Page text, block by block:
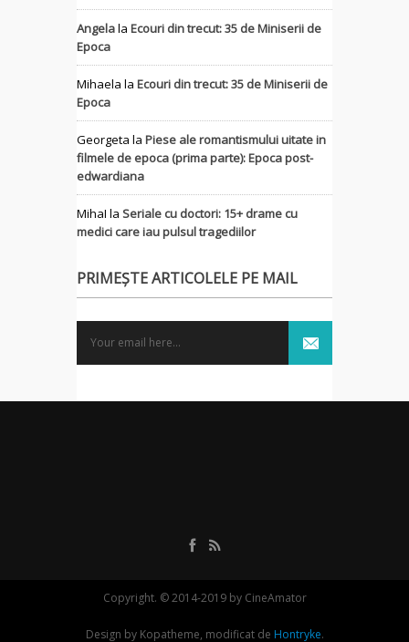
Angelala Ecouri din trecut: 35 de Miniserii de
Epoca
Mihaela la Ecouri din trecut: 35 de Miniserii de
Epoca
Georgeta la Piese ale romantismului uitate in
filmele de epoca (prima parte): Epoca post-
edwardiana
MihaI la Seriale cu doctori: 15+ drame cu
medici care iau pulsul tragediilor
PRIMEȘTE ARTICOLELE PE MAIL
Copyright. © 2014-2019 by CineAmator
Design by Kopatheme, modificat de Hontryke.